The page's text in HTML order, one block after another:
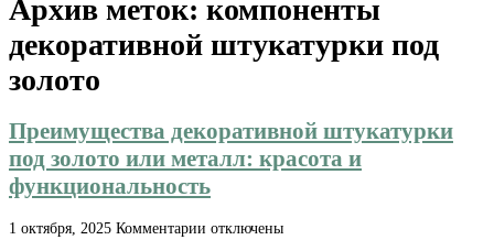
Архив меток: компоненты
декоративной штукатурки под
золото
Преимущества декоративной штукатурки
под золото или металл: красота и
функциональность
1 октября, 2025 Комментарии котключены